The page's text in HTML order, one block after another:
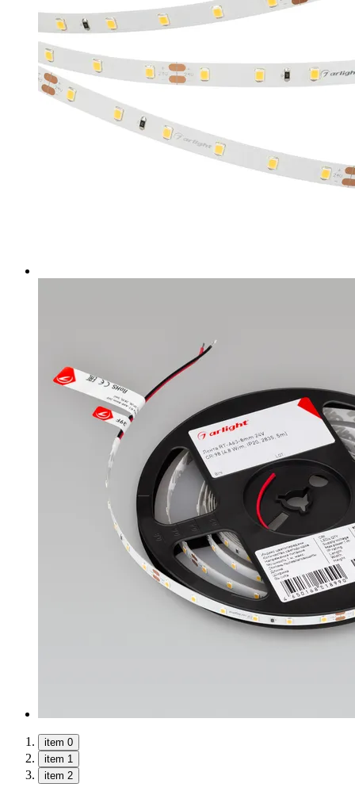
item 0
item 1
item 2